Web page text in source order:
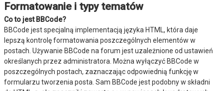
Formatowanie i typy tematów
Co to jest BBCode?
BBCode jest specjalną implementacją języka HTML, która daje
lepszą kontrolę formatowania poszczególnych elementów w
postach. Używanie BBCode na forum jest uzależnione od ustawień
określanych przez administratora. Można wyłączyć BBCode w
poszczególnych postach, zaznaczając odpowiednią funkcję w
formularzu tworzenia posta. Sam BBCode jest podobny w składni